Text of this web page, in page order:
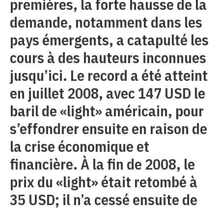
premières, la forte hausse de la
demande, notamment dans les
pays émergents, a catapulté les
cours à des hauteurs inconnues
jusqu’ici. Le record a été atteint
en juillet 2008, avec 147 USD le
baril de «light» américain, pour
s’effondrer ensuite en raison de
la crise économique et
financière. À la fin de 2008, le
prix du «light» était retombé à
35 USD; il n’a cessé ensuite de